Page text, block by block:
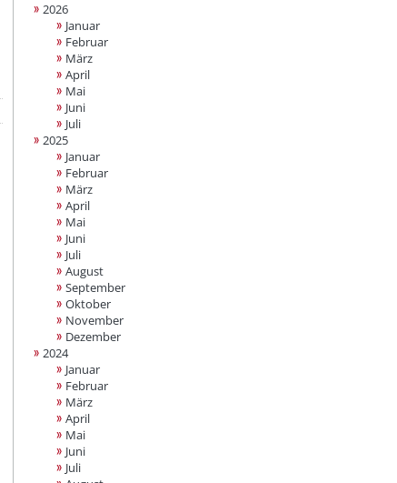
2026
Januar
Februar
März
April
Mai
Juni
Juli
2025
Januar
Februar
März
April
Mai
Juni
Juli
August
September
Oktober
November
Dezember
2024
Januar
Februar
März
April
Mai
Juni
Juli